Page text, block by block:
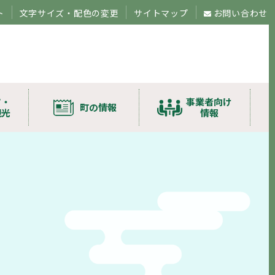
文字サイズ・配色の変更 サイトマップ お問い合わせ
町の情報
事業者向け
情報